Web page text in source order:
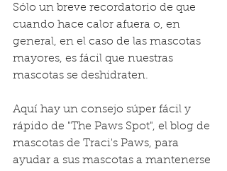
Sólo un breve recordatorio de que
cuando hace calor afuera o, en
general, en el caso de las mascotas
mayores, es fácil que nuestras
mascotas se deshidraten.
Aquí hay un consejo súper fácil y
rápido de "The Paws Spot", el blog de
mascotas de Traci's Paws, para
ayudar a sus mascotas a mantenerse